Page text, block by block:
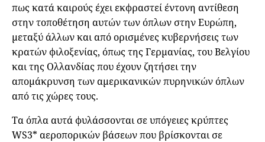
πως κατά καιρούς έχει εκφραστεί έντονη αντίθεση
στην τοποθέτηση αυτών των όπλων στην Ευρώπη,
μεταξύ άλλων και από ορισμένες κυβερνήσεις των
κρατών φιλοξενίας, όπως της Γερμανίας, του Βελγίου
και της Ολλανδίας που έχουν ζητήσει την
απομάκρυνση των αμερικανικών πυρηνικών όπλων
από τις χώρες τους.
Τα όπλα αυτά φυλάσσονται σε υπόγειες κρύπτες
WS3* αεροπορικών βάσεων που βρίσκονται σε